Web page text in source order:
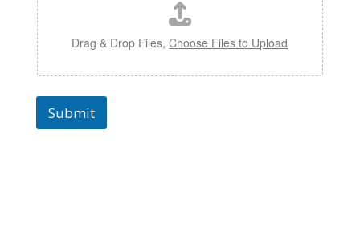
Drag & Drop Files,Choose Files to Upload
Submit